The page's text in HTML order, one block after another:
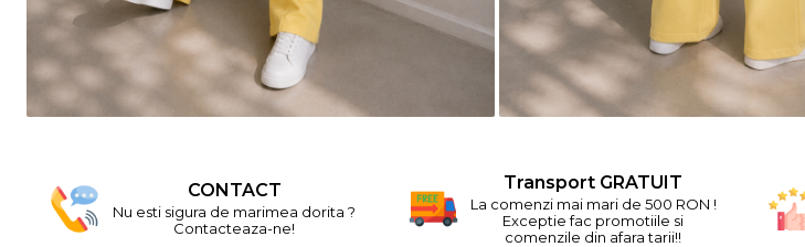
CONTACT
Nu esti sigura de marimea dorita ?
Contacteaza-ne!
Transport GRATUIT
La comenzi mai mari de 500 RON !
Exceptie fac promotiile si
comenzile din afara tarii!!